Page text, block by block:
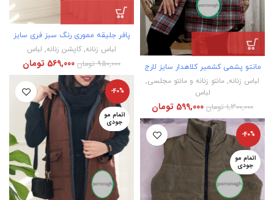
پافر جلیقه مموری رنگ سبز فری سایز
لباس زنانه, کاپشن زنانه, لباس
950,000 تومان 569,000 تومان مانتو پشمی کشمیر کلاهدار سایز لارج
لباس زنانه, مانتو زنانه و مانتو مجلسی,
لباس
1,300,000 تومان 599,000 تومان
-40%
اتمام مو
جودی
-40%
اتمام مو
جودی